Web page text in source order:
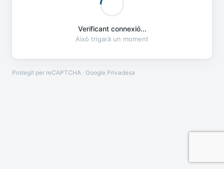
Verificant connexió...
Això trigarà un moment
Protegit per reCAPTCHA · Google Privadesa